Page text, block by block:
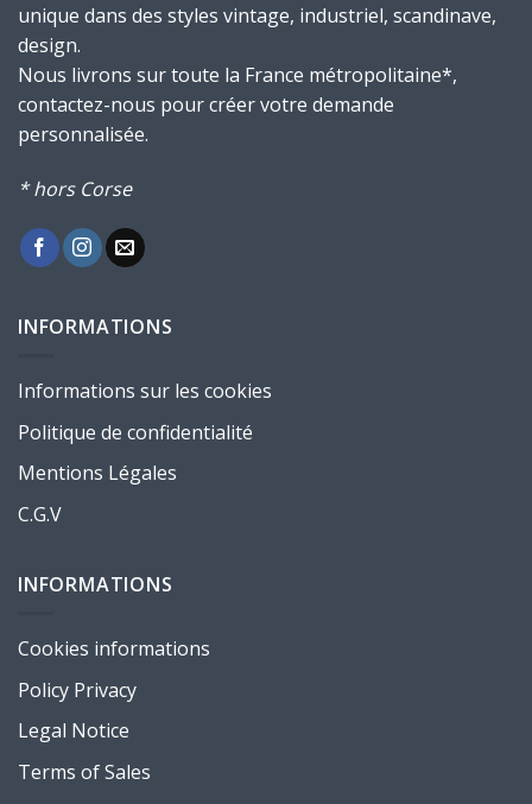
unique dans des styles vintage, industriel, scandinave,
design.
Nous livrons sur toute la France métropolitaine*,
contactez-nous pour créer votre demande
personnalisée.
* hors Corse
INFORMATIONS
Informations sur les cookies
Politique de confidentialité
Mentions Légales
C.G.V
INFORMATIONS
Cookies informations
Policy Privacy
Legal Notice
Terms of Sales